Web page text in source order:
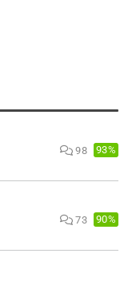
98 93%
73 90%